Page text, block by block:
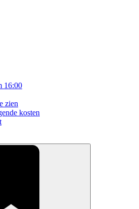
16:00
zien
kosten